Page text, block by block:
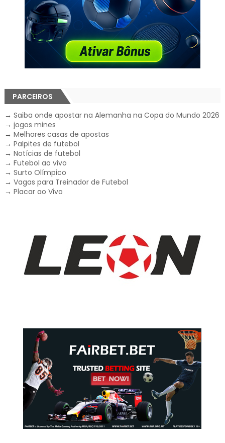
PARCEIROS
→ Saiba onde apostar na Alemanha na Copa do Mundo 2026
→ jogos mines
→ Melhores casas de apostas
→ Palpites de futebol
→ Notícias de futebol
→ Futebol ao vivo
→ Surto Olímpico
→ Vagas para Treinador de Futebol
→ Placar ao Vivo